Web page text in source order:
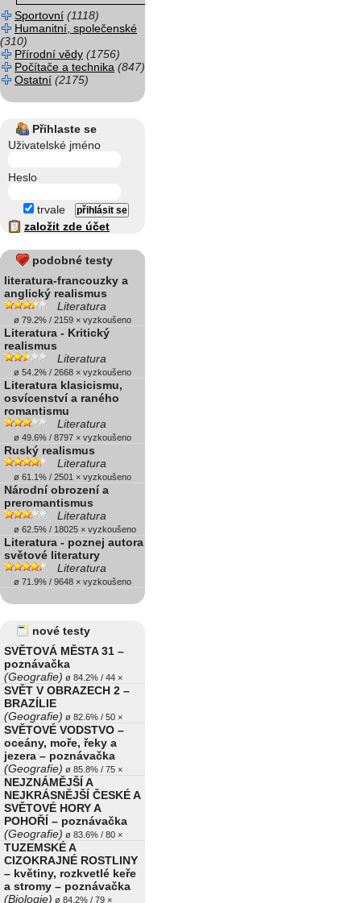
Sportovní (1118)
Humanitní, společenské
(310)
Přírodní vědy (1756)
Počítače a technika (847)
Ostatní (2175)
Přihlaste se
Uživatelské jméno
Heslo
trvale
založit zde účet
podobné testy
literatura-francouzky a
anglický realismus
Literatura
ø 79.2% / 2159 × vyzkoušeno
Literatura - Kritický
realismus
Literatura
ø 54.2% / 2668 × vyzkoušeno
Literatura klasicismu,
osvícenství a raného
romantismu
Literatura
ø 49.6% / 8797 × vyzkoušeno
Ruský realismus
Literatura
ø 61.1% / 2501 × vyzkoušeno
Národní obrození a
preromantismus
Literatura
ø 62.5% / 18025 × vyzkoušeno
Literatura - poznej autora
světové literatury
Literatura
ø 71.9% / 9648 × vyzkoušeno
nové testy
SVĚTOVÁ MĚSTA 31 –
poznávačka
(Geografie) ø 84.2% / 44 ×
SVĚT V OBRAZECH 2 –
BRAZÍLIE
(Geografie) ø 82.6% / 50 ×
SVĚTOVÉ VODSTVO –
oceány, moře, řeky a
jezera – poznávačka
(Geografie) ø 85.8% / 75 ×
NEJZNÁMĚJŠÍ A
NEJKRÁSNĚJŠÍ ČESKÉ A
SVĚTOVÉ HORY A
POHOŘÍ – poznávačka
(Geografie) ø 83.6% / 80 ×
TUZEMSKÉ A
CIZOKRAJNÉ ROSTLINY
– květiny, rozkvetlé keře
a stromy – poznávačka
(Biologie) ø 84.2% / 79 ×